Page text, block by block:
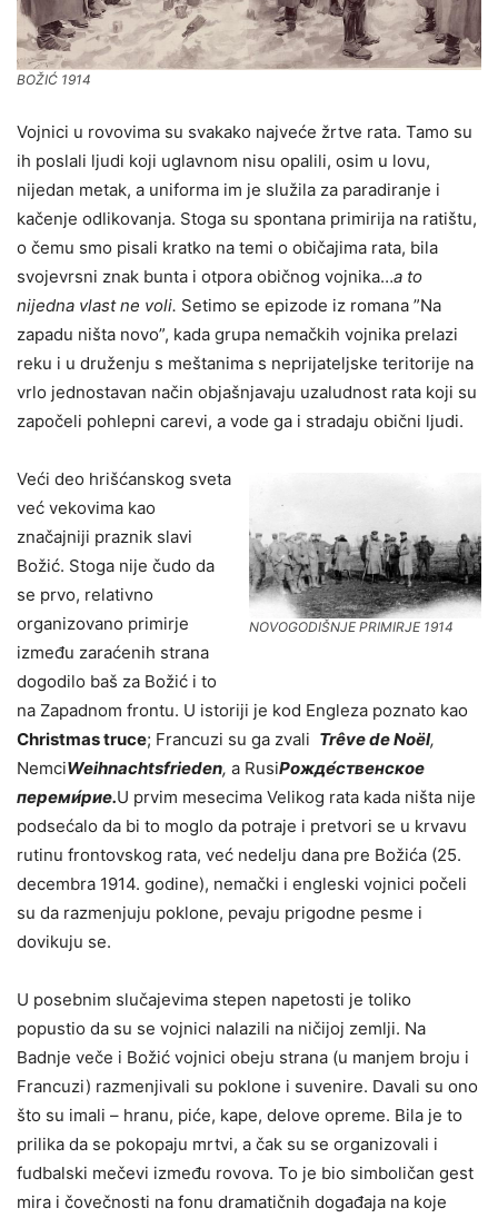
BOŽIĆ 1914
Vojnici u rovovima su svakako najveće žrtve rata. Tamo su
ih poslali ljudi koji uglavnom nisu opalili, osim u lovu,
nijedan metak, a uniforma im je služila za paradiranje i
kačenje odlikovanja. Stoga su spontana primirija na ratištu,
o čemu smo pisali kratko na temi o običajima rata, bila
svojevrsni znak bunta i otpora običnog vojnika…a to
nijedna vlast ne voli. Setimo se epizode iz romana ”Na
zapadu ništa novo”, kada grupa nemačkih vojnika prelazi
reku i u druženju s meštanima s neprijateljske teritorije na
vrlo jednostavan način objašnjavaju uzaludnost rata koji su
započeli pohlepni carevi, a vode ga i stradaju obični ljudi.
NOVOGODIŠNJE PRIMIRJE 1914
Veći deo hrišćanskog sveta
već vekovima kao
značajniji praznik slavi
Božić. Stoga nije čudo da
se prvo, relativno
organizovano primirje
između zaraćenih strana
dogodilo baš za Božić i to
na Zapadnom frontu. U istoriji je kod Engleza poznato kao
Christmas truce; Francuzi su ga zvali Trêve de Noël,
NemciWeihnachtsfrieden, a RusiРожде́ственское
переми́рие.U prvim mesecima Velikog rata kada ništa nije
podsećalo da bi to moglo da potraje i pretvori se u krvavu
rutinu frontovskog rata, već nedelju dana pre Božića (25.
decembra 1914. godine), nemački i engleski vojnici počeli
su da razmenjuju poklone, pevaju prigodne pesme i
dovikuju se.
U posebnim slučajevima stepen napetosti je toliko
popustio da su se vojnici nalazili na ničijoj zemlji. Na
Badnje veče i Božić vojnici obeju strana (u manjem broju i
Francuzi) razmenjivali su poklone i suvenire. Davali su ono
što su imali – hranu, piće, kape, delove opreme. Bila je to
prilika da se pokopaju mrtvi, a čak su se organizovali i
fudbalski mečevi između rovova. To je bio simboličan gest
mira i čovečnosti na fonu dramatičnih događaja na koje